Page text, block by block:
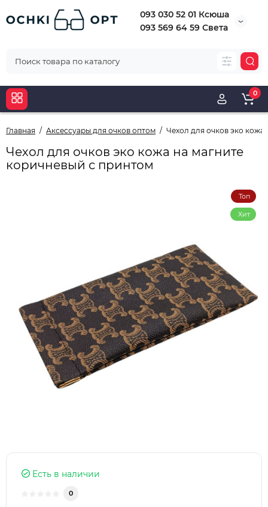
093 030 52 01 Ксюша
093 569 64 59 Света
0
Главная Аксессуары для очков оптом Чехол для очков эко
Чехол для очков эко кожа на магните
коричневый с принтом
Топ
Хит
Есть в наличии
0